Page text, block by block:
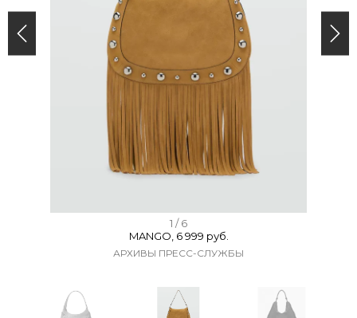
1 / 6
MANGO, 6 999 руб.
АРХИВЫ ПРЕСС-СЛУЖБЫ